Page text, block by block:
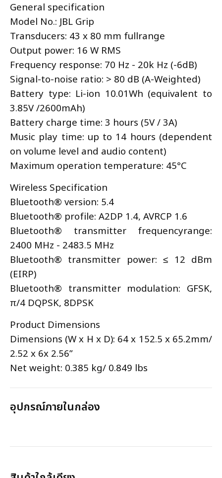
General specification
Model No.: JBL Grip
Transducers: 43 x 80 mm fullrange
Output power: 16 W RMS
Frequency response: 70 Hz - 20k Hz (-6dB)
Signal-to-noise ratio: > 80 dB (A-Weighted)
Battery type: Li-ion 10.01Wh (equivalent to
3.85V /2600mAh)
Battery charge time: 3 hours (5V / 3A)
Music play time: up to 14 hours (dependent
on volume level and audio content)
Maximum operation temperature: 45°C
Wireless Specification
Bluetooth® version: 5.4
Bluetooth® profile: A2DP 1.4, AVRCP 1.6
Bluetooth® transmitter frequencyrange:
2400 MHz - 2483.5 MHz
Bluetooth® transmitter power: ≤ 12 dBm
(EIRP)
Bluetooth® transmitter modulation: GFSK,
π/4 DQPSK, 8DPSK
Product Dimensions
Dimensions (W x H x D): 64 x 152.5 x 65.2mm/
2.52 x 6x 2.56”
Net weight: 0.385 kg/ 0.849 lbs
อุปกรณ์ภายในกล่อง